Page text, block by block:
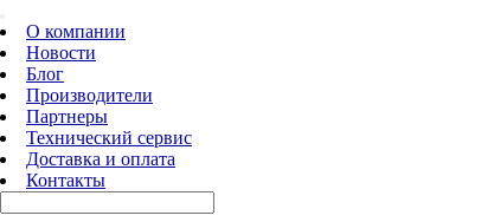
О компании
Новости
Блог
Производители
Партнеры
Технический сервис
Доставка и оплата
Контакты